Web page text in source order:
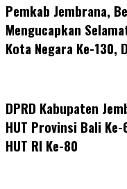
Pemkab Jembrana,
Mengucapkan
Kota Negara Ke-130,
DPRD Kabupaten
HUT Provinsi Bali Ke-
HUT RI Ke-80